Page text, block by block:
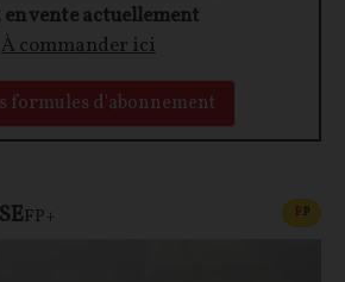
en vente actuellement
À commander ici
formules d'abonnement
FP+ FP